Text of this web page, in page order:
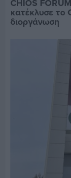
CHIOS
κατέκλυσε το
διοργάνωση